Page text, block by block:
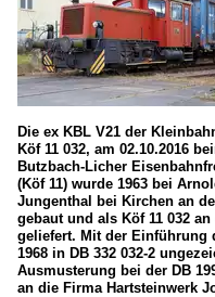
Die ex KBL V21 der
Köf 11 032, am 02.10.2016
Butzbach-Licher
(Köf 11) wurde 1963 bei
Jungenthal bei Kirchen an
gebaut und als Köf 11 032
geliefert. Mit der Einführung
1968 in DB 332 032-2
Ausmusterung bei der DB
an die Firma Hartsteinwerk